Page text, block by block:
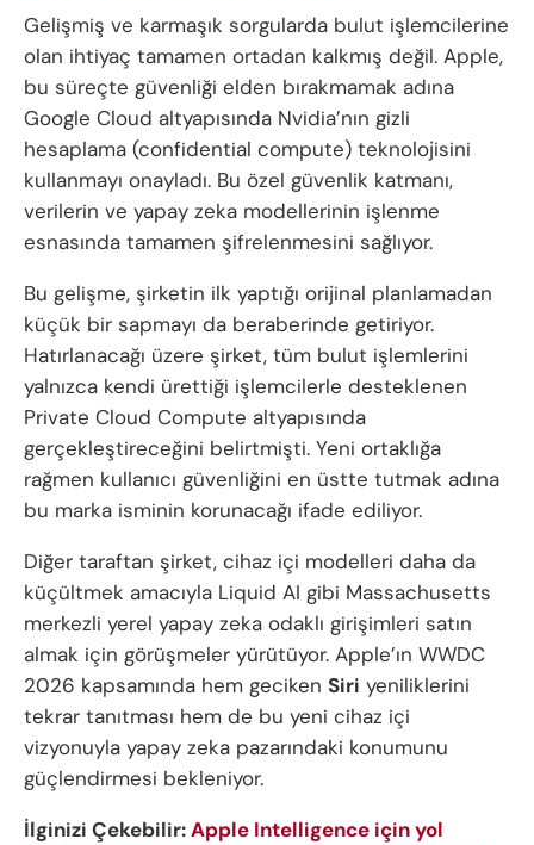
Gelişmiş ve karmaşık sorgularda bulut işlemcilerine
olan ihtiyaç tamamen ortadan kalkmış değil. Apple,
bu süreçte güvenliği elden bırakmamak adına
Google Cloud altyapısında Nvidia’nın gizli
hesaplama (confidential compute) teknolojisini
kullanmayı onayladı. Bu özel güvenlik katmanı,
verilerin ve yapay zeka modellerinin işlenme
esnasında tamamen şifrelenmesini sağlıyor.
Bu gelişme, şirketin ilk yaptığı orijinal planlamadan
küçük bir sapmayı da beraberinde getiriyor.
Hatırlanacağı üzere şirket, tüm bulut işlemlerini
yalnızca kendi ürettiği işlemcilerle desteklenen
Private Cloud Compute altyapısında
gerçekleştireceğini belirtmişti. Yeni ortaklığa
rağmen kullanıcı güvenliğini en üstte tutmak adına
bu marka isminin korunacağı ifade ediliyor.
Diğer taraftan şirket, cihaz içi modelleri daha da
küçültmek amacıyla Liquid AI gibi Massachusetts
merkezli yerel yapay zeka odaklı girişimleri satın
almak için görüşmeler yürütüyor. Apple’ın WWDC
2026 kapsamında hem geciken Siri yeniliklerini
tekrar tanıtması hem de bu yeni cihaz içi
vizyonuyla yapay zeka pazarındaki konumunu
güçlendirmesi bekleniyor.
İlginizi Çekebilir:Apple Intelligence için yol